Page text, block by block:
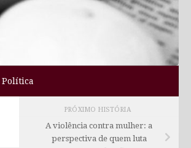
Política
PRÓXIMO HISTÓRIA
A violência contra mulher: a
perspectiva de quem luta